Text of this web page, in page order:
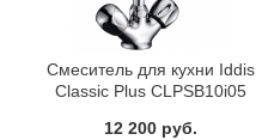
Смеситель для кухни Iddis
Classic Plus CLPSB10i05
12 200 руб.